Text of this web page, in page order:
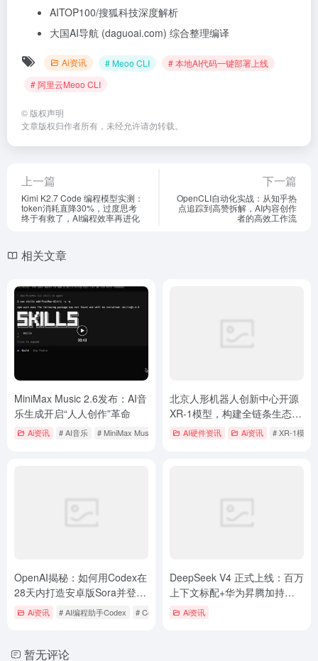
AITOP100/搜狐科技深度解析
大国AI导航 (daguoai.com) 综合整理编译
Ai资讯 # Meoo CLI
# 本地AI代码一键部署上线
# 阿里云Meoo CLI
© 版权声明
文章版权归作者所有，未经允许请勿转载。
上一篇
Kimi K2.7 Code 编程模型实测：
token消耗直降30%，过度思考
终于有救了，AI编程效率再进化
下一篇
OpenCLI自动化实战：从知乎热
点追踪到高赞拆解，AI内容创作
者的高效工作流
相关文章
MiniMax Music 2.6发布：AI音
乐生成开启“人人创作”革命
Ai资讯 # AI音乐 # MiniMax Music 2.6
北京人形机器人创新中心开源
XR-1模型，构建全链条生态引
领具身智能迈向“全自主”时代
AI硬件资讯 Ai资讯 # XR-1模型
OpenAI揭秘：如何用Codex在
28天内打造安卓版Sora并登顶
Play Store
Ai资讯 # AI编程助手Codex # Codex
DeepSeek V4 正式上线：百万
上下文标配+华为昇腾加持，
开源模型卷出新天际
Ai资讯
暂无评论